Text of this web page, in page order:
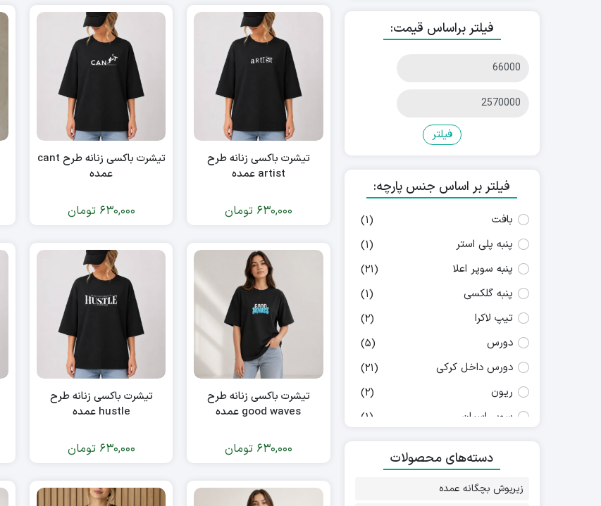
تیشرت باکسی زنانه طرح
artist عمده
630,000 تومان
تیشرت باکسی زنانه طرح cant
عمده
630,000 تومان
تیشرت باکسی زنانه طرح
good waves عمده
630,000 تومان
تیشرت باکسی زنانه طرح
hustle عمده
630,000 تومان
فیلتر براساس قیمت:
فیلتر
فیلتر بر اساس جنس پارچه:
بافت
(1)
پنبه پلی استر
(1)
پنبه سوپر اعلا
(21)
پنبه گلکسی
(1)
تیپ لاکرا
(2)
دورس
(5)
دورس داخل کرکی
(21)
ریون
(2)
سوپر اسپان
(1)
فلامنت
فیتیله ای
دسته‌های محصولات
زیرپوش بچگانه عمده